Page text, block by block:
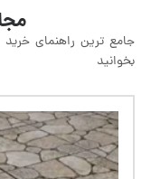
جامع ترین راهنمای
بخوانید